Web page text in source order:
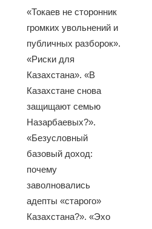
«Токаев не сторонник
громких увольнений и
публичных разборок».
«Риски для
Казахстана». «В
Казахстане снова
защищают семью
Назарбаевых?».
«Безусловный
базовый доход:
почему
заволновались
адепты «старого»
Казахстана?». «Эхо